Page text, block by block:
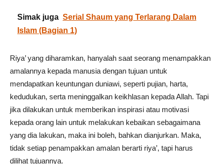
Simak juga Serial Shaum yang Terlarang Dalam
Islam (Bagian 1)
Riya’ yang diharamkan, hanyalah saat seorang menampakkan
amalannya kepada manusia dengan tujuan untuk
mendapatkan keuntungan duniawi, seperti pujian, harta,
kedudukan, serta meninggalkan keikhlasan kepada Allah. Tapi
jika dilakukan untuk memberikan inspirasi atau motivasi
kepada orang lain untuk melakukan kebaikan sebagaimana
yang dia lakukan, maka ini boleh, bahkan dianjurkan. Maka,
tidak setiap penampakkan amalan berarti riya’, tapi harus
dilihat tujuannya.